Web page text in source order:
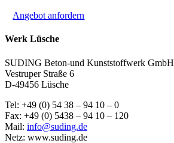
Angebot anfordern
Werk Lüsche
SUDING Beton-und Kunststoffwerk GmbH
Vestruper Straße 6
D-49456 Lüsche
Tel: +49 (0) 54 38 – 94 10 – 0
Fax: +49 (0) 5438 – 94 10 – 120
Mail: info@suding.de
Netz: www.suding.de